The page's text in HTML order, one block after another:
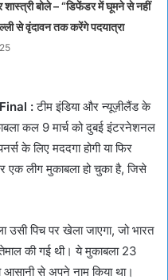
शास्त्री बोले – “डिफेंडर में घूमने से नहीं
से वृंदावन तक करेंगे पदयात्रा
:टीम इंडिया और न्यूज़ीलैंड के
कल 9 मार्च को दुबई इंटरनेशनल
के लिए मददगा होगी या फिर
एक लीग मुकाबला हो चुका है, जिसे
पिच पर खेला जाएगा, जो भारत
की गई थी। ये मुकाबला 23
से अपने नाम किया था।